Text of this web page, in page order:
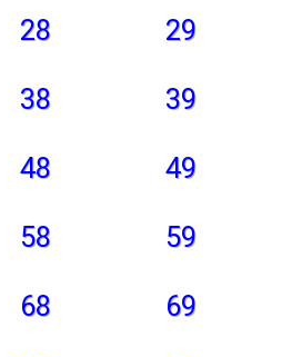
28 29
38 39
48 49
58 59
68 69